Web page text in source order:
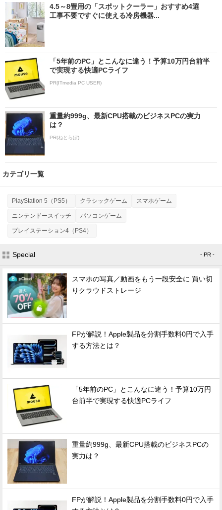
4.5～8畳用の「スポットクーラー」おすすめ4選
工事不要ですぐに使える冷房機器...
「5年前のPC」とこんなに違う！予算10万円台前半
で実現する快適PCライフ
PR(ITmedia PC USER)
重量約999g、最新CPU搭載のビジネスPCの実力
は？
PR(ねとらぼ)
カテゴリ一覧
PlayStation 5（PS5） クラシックゲーム スマホゲーム
ニンテンドースイッチ パソコンゲーム
プレイステーション4（PS4）
Special - PR -
スマホの写真／動画をもう一段安全に 買い切
りクラウドストレージ
FPが解説！Apple製品を分割手数料0円で入手
する方法とは？
「5年前のPC」とこんなに違う！予算10万円
台前半で実現する快適PCライフ
重量約999g、最新CPU搭載のビジネスPCの
実力は？
FPが解説！Apple製品を分割手数料0円で入手